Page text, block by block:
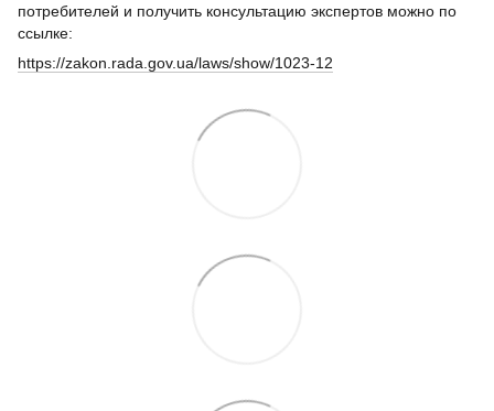
потребителей и получить консультацию экспертов можно по
ссылке:
https://zakon.rada.gov.ua/laws/show/1023-12